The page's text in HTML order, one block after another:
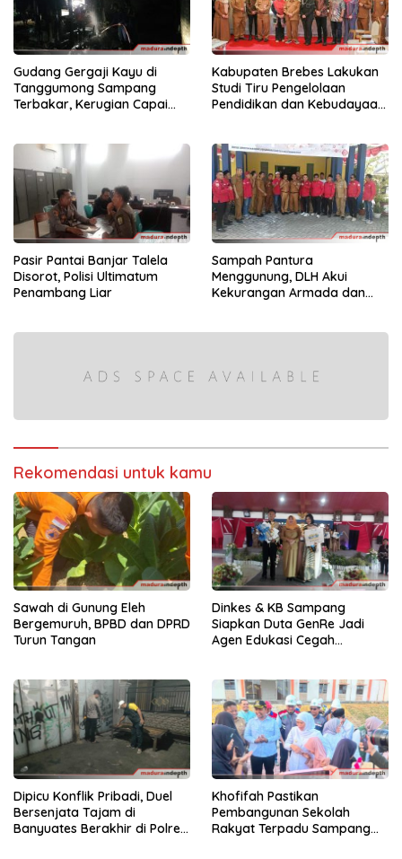
Gudang Gergaji Kayu di
Tanggumong Sampang
Terbakar, Kerugian Capai
Kabupaten Brebes Lakukan
Studi Tiru Pengelolaan
Pendidikan dan Kebudayaan
Pasir Pantai Banjar Talela
Disorot, Polisi Ultimatum
Penambang Liar
Sampah Pantura
Menggunung, DLH Akui
Kekurangan Armada dan
Rekomendasi untuk kamu
Sawah di Gunung Eleh
Bergemuruh, BPBD dan DPRD
Turun Tangan
Dinkes & KB Sampang
Siapkan Duta GenRe Jadi
Agen Edukasi Cegah
Dipicu Konflik Pribadi, Duel
Bersenjata Tajam di
Banyuates Berakhir di Polres
Khofifah Pastikan
Pembangunan Sekolah
Rakyat Terpadu Sampang